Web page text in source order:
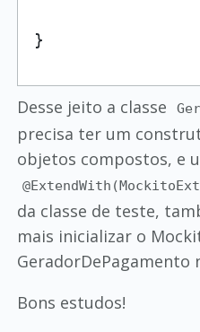
}
Desse jeito a classe
precisa ter um
objetos compostos, e
da classe de teste,
mais inicializar o
GeradorDePagamento
Bons estudos!